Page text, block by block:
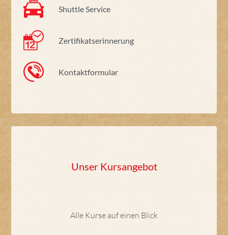
Shuttle Service
Zertifikatserinnerung
Kontaktformular
Unser Kursangebot
Alle Kurse auf einen Blick